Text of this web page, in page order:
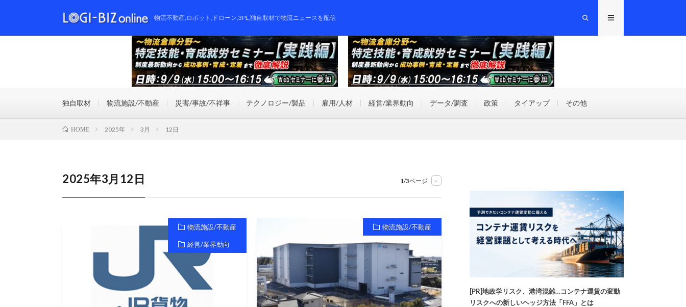
物流不動産,ロボット,ドローン,3PL,独自取材で物流ニュースを配信
独自取材 物流施設/不動産 災害/事故/不祥事 テクノロジー/製品 雇用/人材 経営/業界動向 データ/調査 政策 タイアップ その他
HOME 2025年 3月 12日
2025年3月12日 1/3ページ >
物流施設/不動産
経営/業界動向
物流施設/不動産
[PR]地政学リスク、港湾混雑…コンテナ運賃の変動
リスクへの新しいヘッジ方法「FFA」とは